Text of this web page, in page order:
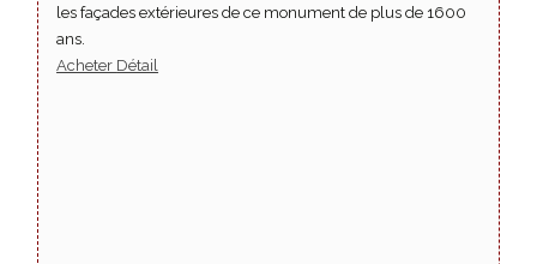
les façades extérieures de ce monument de plus de 1600
ans.
Acheter Détail